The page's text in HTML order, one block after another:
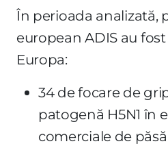
În perioada analizată,
european ADIS au
Europa:
34 de focare de
patogenă H5N1 în
comerciale de